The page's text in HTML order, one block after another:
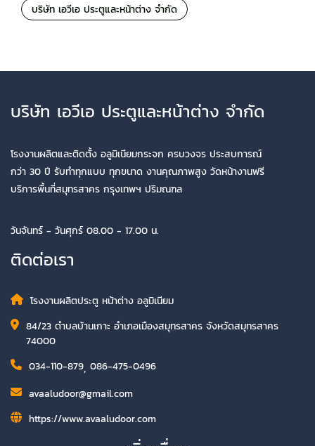
บริษัท เอวีเอ ประตูและหน้าต่าง จำกัด
บริษัท เอวีเอ ประตูและหน้าต่าง จำกัด
โรงงานผลิตและติดตั้ง อลูมิเนียมกระจก ครบวงจร ประสบการณ์
กว่า 30 ปี รับทำทุกแบบ ทุกขนาด งานคุณภาพสูง วัดหน้างานฟรี
บริการพื้นที่สมุทรสาคร กรุงเทพฯ ปริมณฑล
วันจันทร์ - วันศุกร์ 08.00 - 17.00 น.
ติดต่อเรา
โรงงานผลิตประตู หน้าต่าง อลูมิเนียม
84/23 ตำบลบ้านเกาะ อำเภอเมืองสมุทรสาคร จังหวัดสมุทรสาคร
74000
034-110-879, 086-475-0496
avaaludoor@gmail.com
https://www.avaaludoor.com